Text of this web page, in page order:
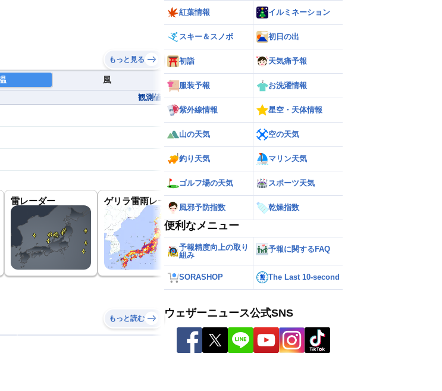
もっと見る
風
観測値
雷レーダー ゲリラ雷雨レーダー 世界の雨雲レーダー
もっと読む
紅葉情報 イルミネーション
スキー＆スノボ 初日の出
初詣 天気痛予報
服装予報 お洗濯情報
紫外線情報 星空・天体情報
山の天気 空の天気
釣り天気 マリン天気
ゴルフ場の天気 スポーツ天気
風邪予防指数 乾燥指数
便利なメニュー
予報精度向上の取り
組み
予報に関するFAQ
SORASHOP The Last 10-second
ウェザーニュース公式SNS